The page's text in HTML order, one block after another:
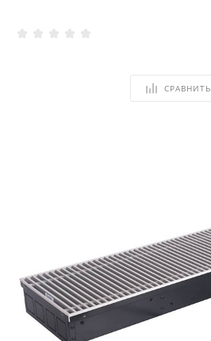
СРАВНИТЬ